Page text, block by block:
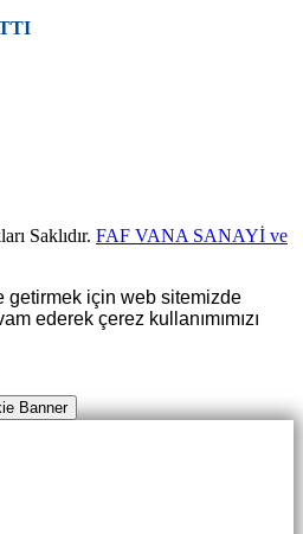
Saklıdır. FAF VANA SANAYİ ve
getirmek için web sitemizde
ederek çerez kullanımımızı
Banner